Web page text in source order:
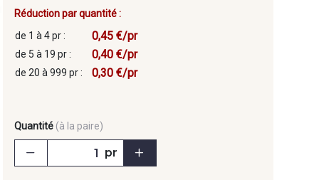
Réduction par quantité :
de 1 à 4 pr :
0,45 €/pr
de 5 à 19 pr : 0,40 €/pr
de 20 à 999 pr : 0,30 €/pr
Quantité (à la paire)
pr